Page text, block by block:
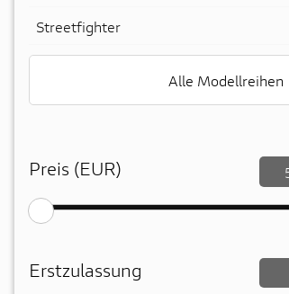
Streetfighter
Alle Modellreihen
Preis (EUR)
Erstzulassung